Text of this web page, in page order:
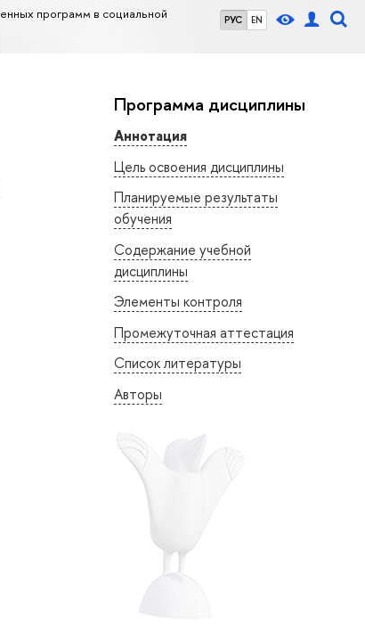
РУС EN
программ в социальной
Программа дисциплины
Аннотация
Цель освоения дисциплины
Планируемые результаты
обучения
Содержание учебной
дисциплины
Элементы контроля
Промежуточная аттестация
Список литературы
Авторы